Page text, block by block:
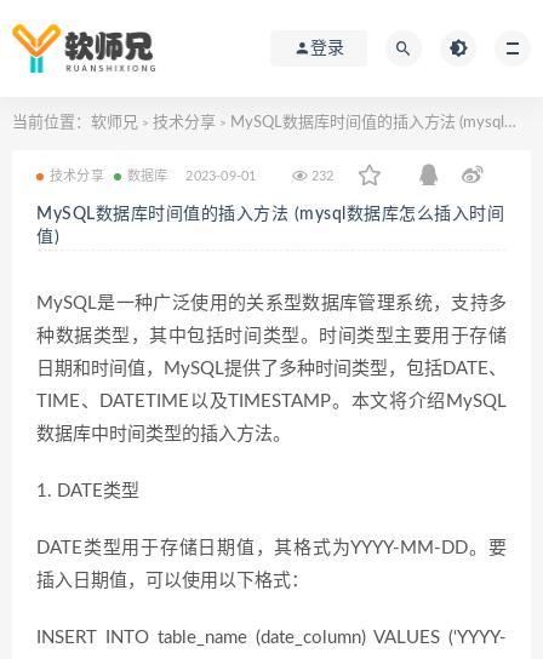
登录
当前位置： 软师兄 > 技术分享 > MySQL数据库时间值的插入方法 (mysql数据库怎么插入时间值)
技术分享 数据库 2023-09-01 232
MySQL数据库时间值的插入方法 (mysql数据库怎么插入时间
值)
MySQL是一种广泛使用的关系型数据库管理系统，支持多
种数据类型，其中包括时间类型。时间类型主要用于存储
日期和时间值，MySQL提供了多种时间类型，包括DATE、
TIME、DATETIME以及TIMESTAMP。本文将介绍MySQL
数据库中时间类型的插入方法。
1. DATE类型
DATE类型用于存储日期值，其格式为YYYY-MM-DD。要
插入日期值，可以使用以下格式：
INSERT INTO table_name (date_column) VALUES (‘YYYY-